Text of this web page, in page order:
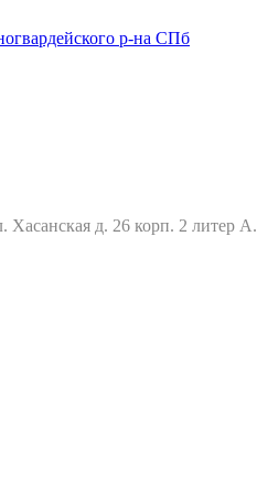
Хасанская д. 26 корп. 2 литер А.